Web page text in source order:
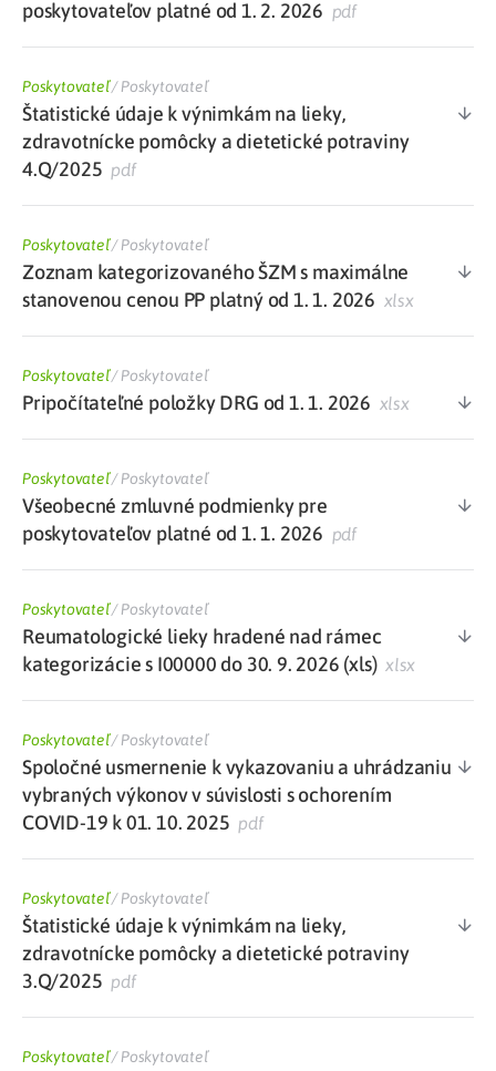
poskytovateľov platné od 1. 2. 2026 pdf
Poskytovateľ/Poskytovateľ
Štatistické údaje k výnimkám na lieky,
zdravotnícke pomôcky a dietetické potraviny
4.Q/2025 pdf
Poskytovateľ/Poskytovateľ
Zoznam kategorizovaného ŠZM s maximálne
stanovenou cenou PP platný od 1. 1. 2026 xlsx
Poskytovateľ/Poskytovateľ
Pripočítateľné položky DRG od 1. 1. 2026 xlsx
Poskytovateľ/Poskytovateľ
Všeobecné zmluvné podmienky pre
poskytovateľov platné od 1. 1. 2026 pdf
Poskytovateľ/Poskytovateľ
Reumatologické lieky hradené nad rámec
kategorizácie s I00000 do 30. 9. 2026 (xls)xlsx
Poskytovateľ/Poskytovateľ
Spoločné usmernenie k vykazovaniu a uhrádzaniu
vybraných výkonov v súvislosti s ochorením
COVID-19 k 01. 10. 2025 pdf
Poskytovateľ/Poskytovateľ
Štatistické údaje k výnimkám na lieky,
zdravotnícke pomôcky a dietetické potraviny
3.Q/2025 pdf
Poskytovateľ/Poskytovateľ